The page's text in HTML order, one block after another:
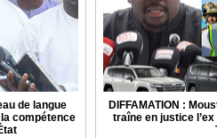
de langue
compétence
DIFFAMATION :
traîne en justice